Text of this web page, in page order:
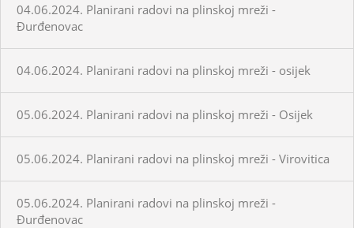
04.06.2024. Planirani radovi na plinskoj mreži -
Đurđenovac
04.06.2024. Planirani radovi na plinskoj mreži - osijek
05.06.2024. Planirani radovi na plinskoj mreži - Osijek
05.06.2024. Planirani radovi na plinskoj mreži - Virovitica
05.06.2024. Planirani radovi na plinskoj mreži -
Đurđenovac